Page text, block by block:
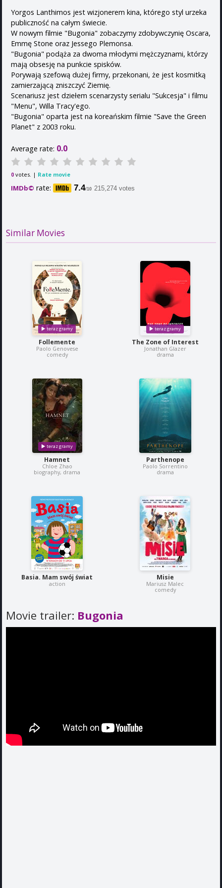
Yorgos Lanthimos jest wizjonerem kina, którego styl urzeka
publiczność na całym świecie.
W nowym filmie "Bugonia" zobaczymy zdobywczynię Oscara,
Emmę Stone oraz Jessego Plemonsa.
"Bugonia" podąża za dwoma młodymi mężczyznami, którzy
mają obsesję na punkcie spisków.
Porywają szefową dużej firmy, przekonani, że jest kosmitką
zamierzającą zniszczyć Ziemię.
Scenariusz jest dziełem scenarzysty serialu "Sukcesja" i filmu
"Menu", Willa Tracy'ego.
"Bugonia" oparta jest na koreańskim filmie "Save the Green
Planet" z 2003 roku.
Average rate: 0.0
0 votes. | Rate movie
IMDb© rate: 7.4/10 215,274 votes
Similar Movies
Follemente
Paolo Genovese
comedy
The Zone of Interest
Jonathan Glazer
drama
Hamnet
Chloe Zhao
biography, drama
Parthenope
Paolo Sorrentino
drama
Basia. Mam swój świat
action
Misie
Mariusz Malec
comedy
Movie trailer: Bugonia